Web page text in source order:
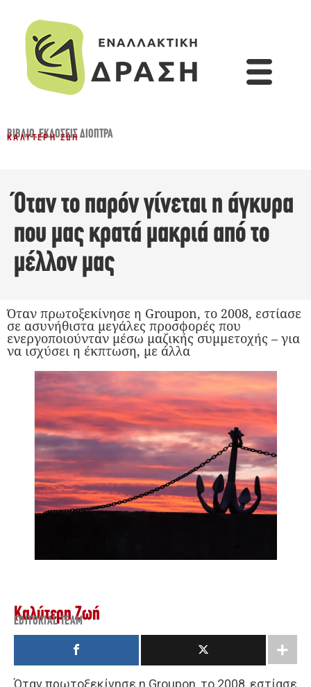
ΒΙΒΛΊΟ,ΕΚΔΌΣΕΙΣ ΔΙΌΠΤΡΑ
ΚΑΛΎΤΕΡΗ ΖΩΉ
Όταν το παρόν γίνεται η άγκυρα
που μας κρατά μακριά από το
μέλλον μας
Όταν πρωτοξεκίνησε η Groupon, το 2008, εστίασε
σε ασυνήθιστα μεγάλες προσφορές που
ενεργοποιούνταν μέσω μαζικής συμμετοχής – για
να ισχύσει η έκπτωση, με άλλα
Καλύτερη Ζωή
EDITORIAL TEAM
Όταν πρωτοξεκίνησε η Groupon, το 2008, εστίασε